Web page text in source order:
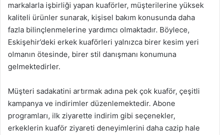
markalarla işbirliği yapan kuaförler, müşterilerine yüksek
kaliteli ürünler sunarak, kişisel bakım konusunda daha
fazla bilinçlenmelerine yardımcı olmaktadır. Böylece,
Eskişehir’deki erkek kuaförleri yalnızca birer kesim yeri
olmanın ötesinde, birer stil danışmanı konumuna
gelmektedirler.
Müşteri sadakatini artırmak adına pek çok kuaför, çeşitli
kampanya ve indirimler düzenlemektedir. Abone
programları, ilk ziyarette indirim gibi seçenekler,
erkeklerin kuaför ziyareti deneyimlerini daha cazip hale